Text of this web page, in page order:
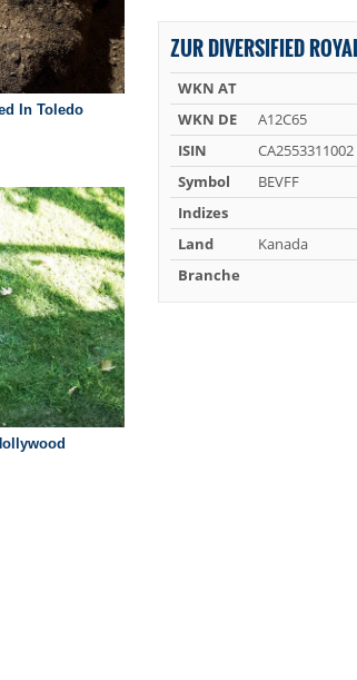
ZUR DIVERSIFIED
WKN AT
WKN DE
A12C65
ISIN
CA2553311002
Symbol
BEVFF
Indizes
Land
Kanada
Branche